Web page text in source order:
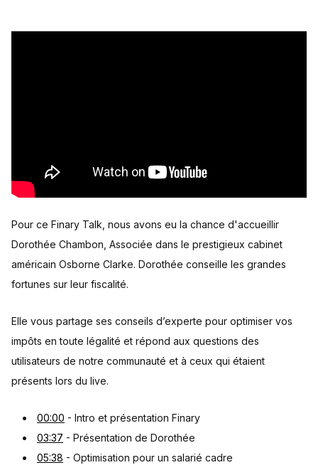
Pour ce Finary Talk, nous avons eu la chance d'accueillir
Dorothée Chambon, Associée dans le prestigieux cabinet
américain Osborne Clarke. Dorothée conseille les grandes
fortunes sur leur fiscalité.
Elle vous partage ses conseils d’experte pour optimiser vos
impôts en toute légalité et répond aux questions des
utilisateurs de notre communauté et à ceux qui étaient
présents lors du live.
00:00 - Intro et présentation Finary
03:37 - Présentation de Dorothée
05:38 - Optimisation pour un salarié cadre